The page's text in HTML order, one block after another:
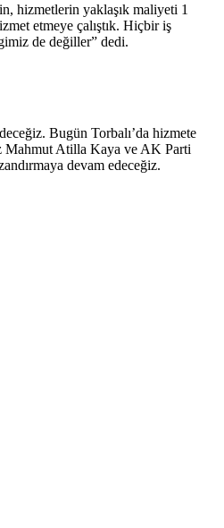
hizmetlerin yaklaşık maliyeti 1
etmeye çalıştık. Hiçbir iş
de değiller” dedi.
Bugün Torbalı’da hizmete
Mahmut Atilla Kaya ve AK Parti
devam edeceğiz.